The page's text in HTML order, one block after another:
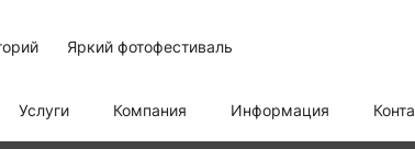
Яркий фотофестиваль
Услуги Компания Информация